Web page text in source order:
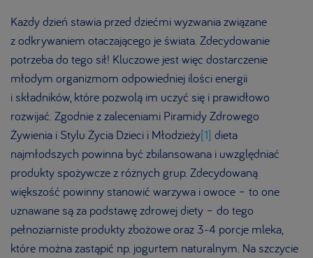
Każdy dzień stawia przed dziećmi wyzwania związane
z odkrywaniem otaczającego je świata. Zdecydowanie
potrzeba do tego sił! Kluczowe jest więc dostarczenie
młodym organizmom odpowiedniej ilości energii
i składników, które pozwolą im uczyć się i prawidłowo
rozwijać. Zgodnie z zaleceniami Piramidy Zdrowego
Żywienia i Stylu Życia Dzieci i Młodzieży[1] dieta
najmłodszych powinna być zbilansowana i uwzględniać
produkty spożywcze z różnych grup. Zdecydowaną
większość powinny stanowić warzywa i owoce – to one
uznawane są za podstawę zdrowej diety – do tego
pełnoziarniste produkty zbożowe oraz 3-4 porcje mleka,
które można zastąpić np. jogurtem naturalnym. Na szczycie